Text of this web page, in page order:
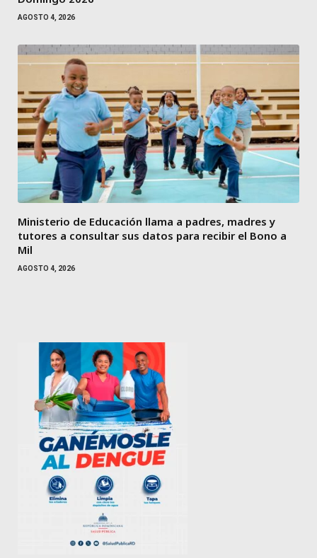
AGOSTO 4, 2026
Ministerio de Educación llama a padres, madres y
tutores a consultar sus datos para recibir el Bono a
Mil
AGOSTO 4, 2026